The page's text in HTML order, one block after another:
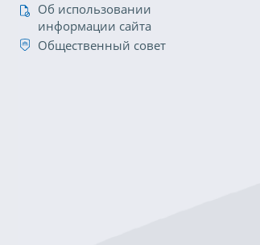
Об использовании
информации сайта
Общественный совет